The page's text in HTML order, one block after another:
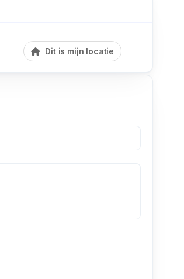
Dit is mijn locatie